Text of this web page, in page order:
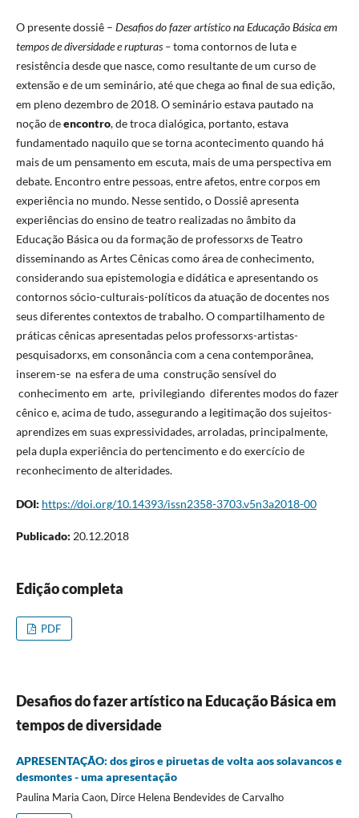
O presente dossiê – Desafios do fazer artístico na Educação Básica em
tempos de diversidade e rupturas –toma contornos de luta e
resistência desde que nasce, como resultante de um curso de
extensão e de um seminário, até que chega ao final de sua edição,
em pleno dezembro de 2018. O seminário estava pautado na
noção deencontro, de troca dialógica, portanto, estava
fundamentado naquilo que se torna acontecimento quando há
mais de um pensamento em escuta, mais de uma perspectiva em
debate. Encontro entre pessoas, entre afetos, entre corpos em
experiência no mundo. Nesse sentido, o Dossiê apresenta
experiências do ensino de teatro realizadas no âmbito da
Educação Básica ou da formação de professorxs de Teatro
disseminando as Artes Cênicas como área de conhecimento,
considerando sua epistemologia e didática e apresentando os
contornos sócio-culturais-políticos da atuação de docentes nos
seus diferentes contextos de trabalho. O compartilhamento de
práticas cênicas apresentadas pelos professorxs-artistas-
pesquisadorxs, em consonância com a cena contemporânea,
inserem-se na esfera de uma construção sensível do
conhecimento em arte, privilegiando diferentes modos do fazer
cênico e, acima de tudo, assegurando a legitimação dos sujeitos-
aprendizes em suas expressividades, arroladas, principalmente,
pela dupla experiência do pertencimento e do exercício de
reconhecimento de alteridades.
DOI: https://doi.org/10.14393/issn2358-3703.v5n3a2018-00
Publicado: 20.12.2018
Edição completa
PDF
Desafios do fazer artístico na Educação Básica em
tempos de diversidade
APRESENTAÇÃO: dos giros e piruetas de volta aos solavancos e
desmontes - uma apresentação
Paulina Maria Caon, Dirce Helena Bendevides de Carvalho